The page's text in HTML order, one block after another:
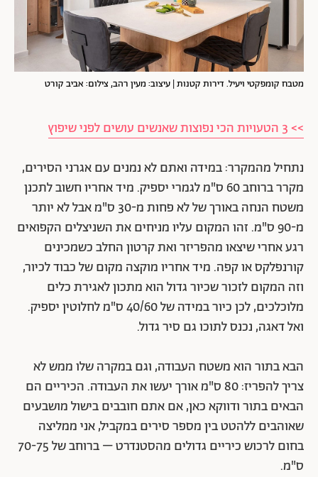
מטבח קומפקטי ויעיל. דירות קטנות | עיצוב: מעין רהב, צילום: אביב קורט
>> 3 הטעויות הכי נפוצות שאנשים עושים לפני שיפוץ
נתחיל מהמקרר: במידה ואתם לא נמנים עם אגרני הסירים,
מקרר ברוחב 60 ס"מ לגמרי יספיק. מיד אחריו חשוב לתכנן
משטח הנחה באורך של לא פחות מ-30 ס"מ אבל לא יותר
מ-90 ס"מ. זהו המקום עליו מניחים את השניצלים הקפואים
רגע אחרי שיצאו מהפריזר ואת קרטון החלב כשמכינים
קורנפלקס או קפה. מיד אחריו מוקצה מקום של כבוד לכיור,
וזה המקום לזכור שכיור גדול הוא מתכון לאגירת כלים
מלוכלכים, לכן כיור במידה של 40/60 ס"מ לחלוטין יספיק.
ואל דאגה, נכנס לתוכו גם סיר גדול.
הבא בתור הוא משטח העבודה, וגם במקרה שלו ממש לא
צריך להפריז: 80 ס"מ אורך יעשו את העבודה. הכיריים הם
הבאים בתור ודווקא כאן, אם אתם חובבים בישול מושבעים
שאוהבים ללהטט בין מספר סירים במקביל, אני ממליצה
בחום לרכוש כיריים גדולים מהסטנדרט – ברוחב של 70-75
ס"מ.